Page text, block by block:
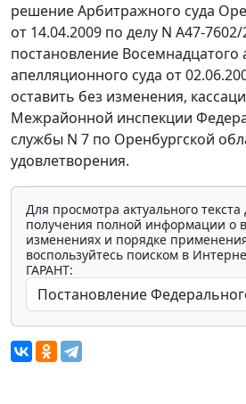
решение Арбитражного суда
от 14.04.2009 по делу N А47-
постановление Восемнадцатого
апелляционного суда от
оставить без изменения,
Межрайонной инспекции
службы N 7 по Оренбургской
удовлетворения.
Для просмотра актуального текста
получения полной информации о
изменениях и порядке
воспользуйтесь поиском в
ГАРАНТ: